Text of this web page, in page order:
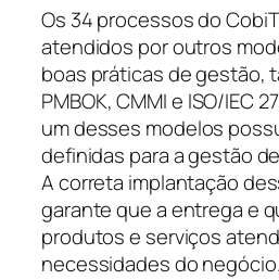
Os 34 processos do
atendidos por outros
boas práticas de gestão,
PMBOK, CMMI e ISO/IEC
um desses modelos
definidas para a gestão
A correta implantação
garante que a entrega e
produtos e serviços
necessidades do negócio.